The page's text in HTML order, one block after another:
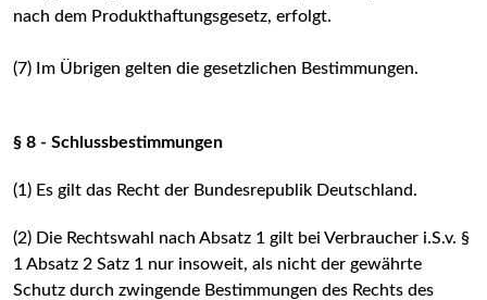
nach dem Produkthaftungsgesetz, erfolgt.
(7) Im Übrigen gelten die gesetzlichen Bestimmungen.
§ 8 - Schlussbestimmungen
(1) Es gilt das Recht der Bundesrepublik Deutschland.
(2) Die Rechtswahl nach Absatz 1 gilt bei Verbraucher i.S.v. §
1 Absatz 2 Satz 1 nur insoweit, als nicht der gewährte
Schutz durch zwingende Bestimmungen des Rechts des